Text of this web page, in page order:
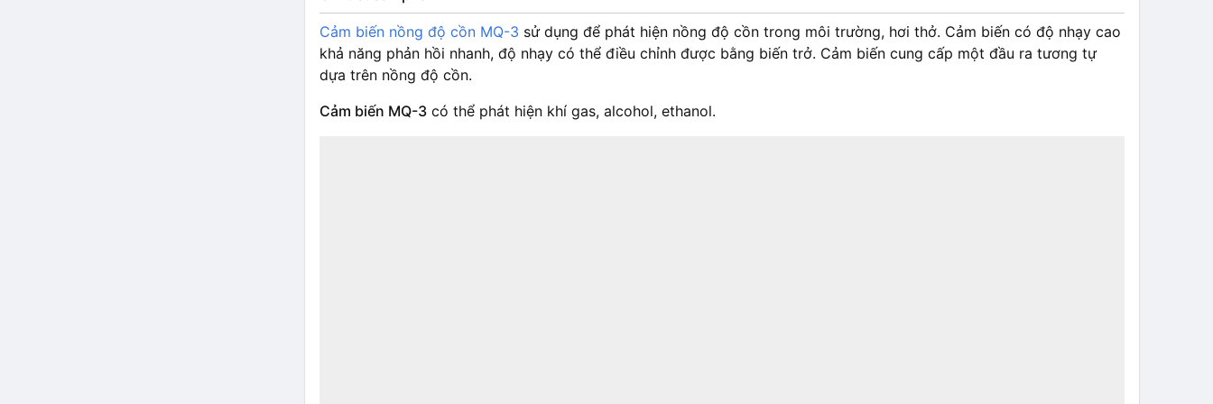
Cảm biến nồng độ cồn MQ-3 sử dụng để phát hiện nồng độ cồn trong môi trường, hơi thở. Cảm biến có độ nhạy cao
khả năng phản hồi nhanh, độ nhạy có thể điều chỉnh được bằng biến trở. Cảm biến cung cấp một đầu ra tương tự
dựa trên nồng độ cồn.
Cảm biến MQ-3 có thể phát hiện khí gas, alcohol, ethanol.